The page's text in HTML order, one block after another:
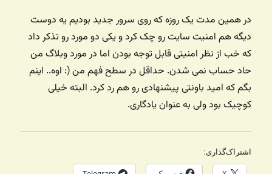
در همین مدت یک روزه که روی سرور جدید بودیم یه دوست
دیگه هم امنیت سایت رو چک کرد و یکی دو مورد رو تذکر داد
که خب از نظر امنیتی قابل توجه بودن اما در مورد وبلاگ من
حاد حساب نمی شدن. حداقل در سطح فهم من (: اوه.. اینم
بگم که امید باونتی پیشنهادی رو هم رد کرد. البته خیلی
کوچیک بود ولی به عنوان یادگاری.
اشتراک‌گذاری: